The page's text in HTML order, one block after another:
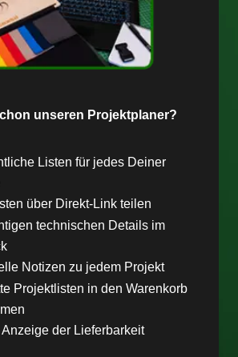
unseren Projektplaner?
Listen für jedes Deiner
über Direkt-Link teilen
technischen Details im
Notizen zu jedem Projekt
Projektlisten in den Warenkorb
der Lieferbarkeit